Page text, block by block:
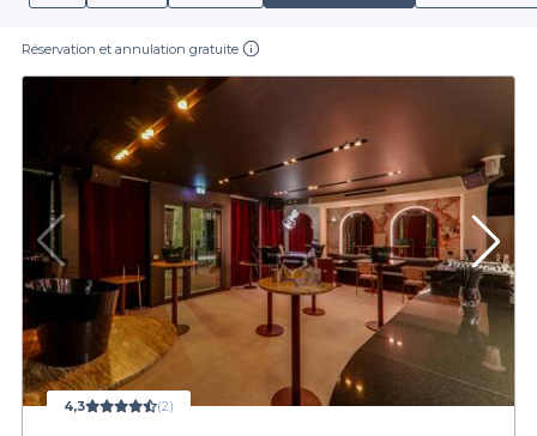
Réservation et annulation gratuite
4,3 (2)